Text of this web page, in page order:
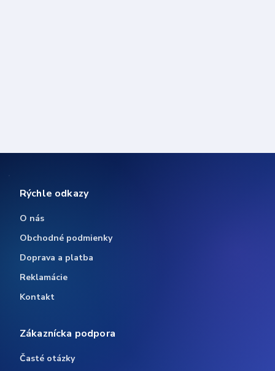
Rýchle odkazy
O nás
Obchodné podmienky
Doprava a platba
Reklamácie
Kontakt
Zákaznícka podpora
Časté otázky